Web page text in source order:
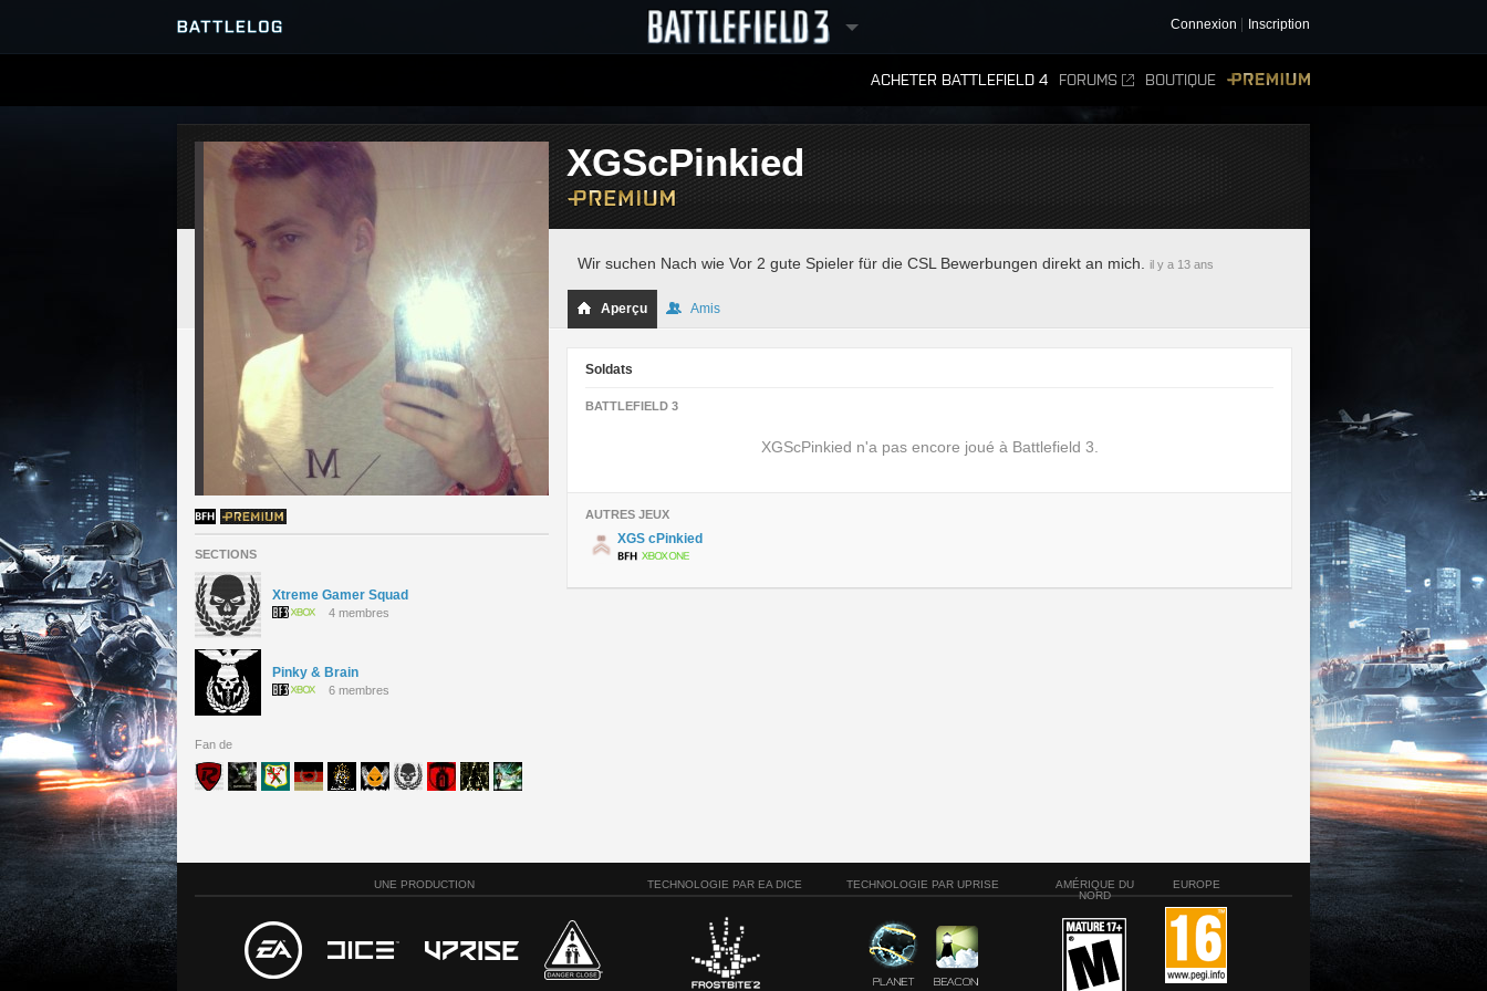
Connexion Inscription
ACHETER BATTLEFIELD 4 FORUMS BOUTIQUE
SERVEURS
PARTIES
CLASSEMENTS
SECTIONS
Xtreme Gamer Squad
4 membres
Pinky & Brain
6 membres
Fan de
XGScPinkied
Wir suchen Nach wie Vor 2 gute Spieler für die CSL Bewerbungen direkt an mich. il y a 13 ans
Aperçu Amis
Soldats
BATTLEFIELD 3
XGScPinkied n'a pas encore joué à Battlefield 3.
AUTRES JEUX
XGS cPinkied
UNE PRODUCTION TECHNOLOGIE PAR EA DICE TECHNOLOGIE PAR UPRISE
AMÉRIQUE DU
NORD
EUROPE